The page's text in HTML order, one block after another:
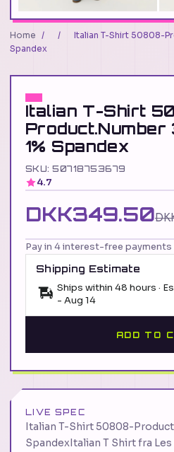
Home / /
Italian T-Shirt 50808-
Spandex
Italian T-Shirt
Product.Number
1% Spandex
SKU: 50718753679
4.7
DKK349.50
Pay in 4 interest-free
Shipping Estimate
Ships within 48 hours ·
- Aug 14
ADD TO
LIVE SPEC
Italian T-Shirt 50808-
SpandexItalian T Shirt fra